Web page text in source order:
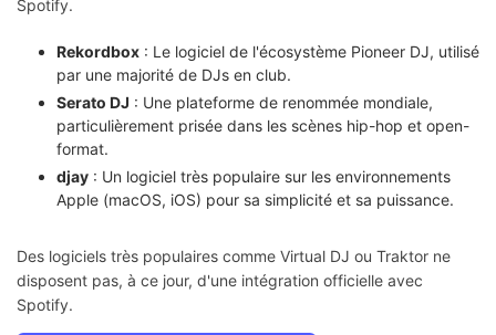
Spotify.
Rekordbox : Le logiciel de l'écosystème Pioneer DJ, utilisé
par une majorité de DJs en club.
Serato DJ : Une plateforme de renommée mondiale,
particulièrement prisée dans les scènes hip-hop et open-
format.
djay : Un logiciel très populaire sur les environnements
Apple (macOS, iOS) pour sa simplicité et sa puissance.
Des logiciels très populaires comme Virtual DJ ou Traktor ne
disposent pas, à ce jour, d'une intégration officielle avec
Spotify.